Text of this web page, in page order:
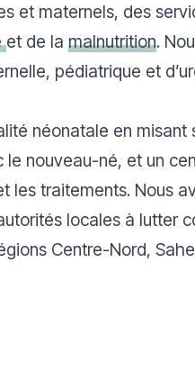
et maternels, des
et de la malnutrition.
pédiatrique et
néonatale en misant
nouveau-né, et un
traitements. Nous
locales à lutter
Centre-Nord,